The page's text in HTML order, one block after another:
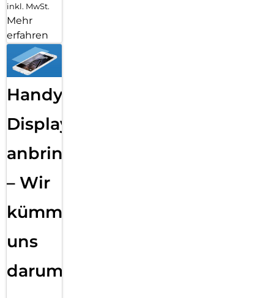
inkl. MwSt.
Mehr
erfahren
Handy
Displayfolie
anbringen
– Wir
kümmern
uns
darum!